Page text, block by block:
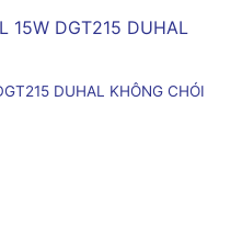
DUHAL KHÔNG CHÓI